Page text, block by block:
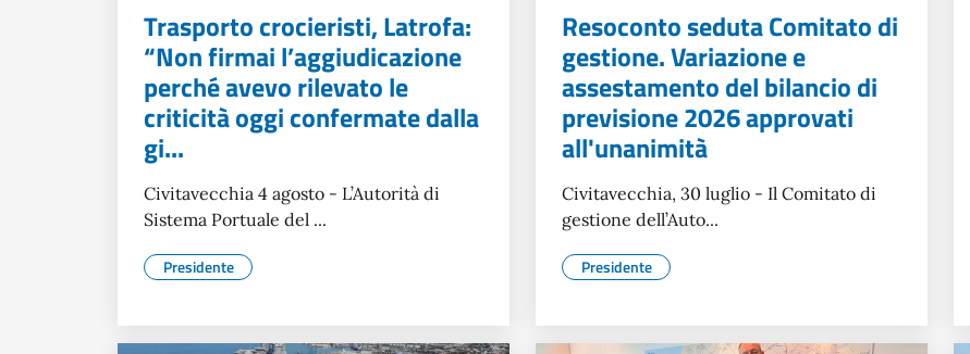
Trasporto crocieristi, Latrofa:
“Non firmai l’aggiudicazione
perché avevo rilevato le
criticità oggi confermate dalla
gi...
Civitavecchia 4 agosto - L’Autorità di
Sistema Portuale del ...
Presidente
Resoconto seduta Comitato di
gestione. Variazione e
assestamento del bilancio di
previsione 2026 approvati
all'unanimità
Civitavecchia, 30 luglio - Il Comitato di
gestione dell’Auto...
Presidente